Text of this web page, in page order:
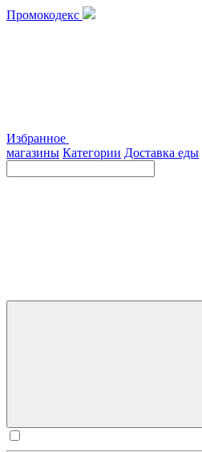
Промокодекс
Избранное
магазины Категории Доставка еды